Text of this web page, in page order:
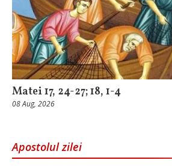
Matei 17, 24-27; 18, 1-4
08 Aug, 2026
Apostolul zilei